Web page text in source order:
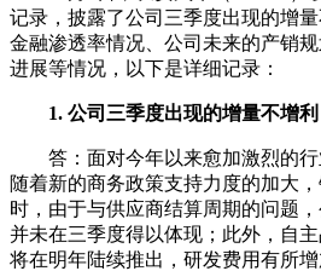
记录，披露了公司三季度出现的增
金融渗透率情况、公司未来的产销
进展等情况，以下是详细记录：
1. 公司三季度出现的增量不增
答：面对今年以来愈加激烈的
随着新的商务政策支持力度的加大
时，由于与供应商结算周期的问题
并未在三季度得以体现；此外，自
将在明年陆续推出，研发费用有所